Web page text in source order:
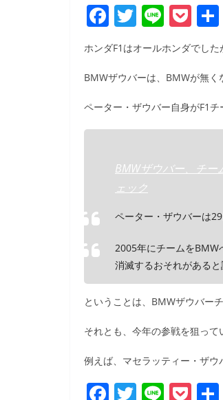
F
a
c
e
b
o
k
T
w
itt
er
Li
n
e
P
o
ck
et
ホンダF1はオールホンダでし
BMWザウバーは、BMWが無
ペーター・ザウバー自身がF1
BMWザウバー、チ
ェック
ペーター・ザウバーは
2005年にチームをBMW
消滅するおそれがあると
ということは、BMWザウバー
それとも、今年の参戦を狙っ
例えば、マセラッティー・ザウ
F T Li P